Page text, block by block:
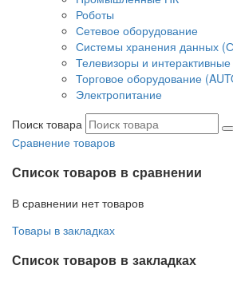
Роботы
Сетевое оборудование
Системы хранения данных
Телевизоры и
Торговое оборудование
Электропитание
Поиск товара
Сравнение товаров
Список товаров в сравнении
В сравнении нет товаров
Товары в закладках
Список товаров в закладках